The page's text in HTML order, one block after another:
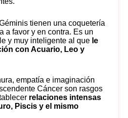
tienen una coquetería
a favor y en contra. Es un
y muy inteligente al que le
con Acuario, Leo y
empatía e imaginación
Cáncer son rasgos
relaciones intensas
Piscis y el mismo